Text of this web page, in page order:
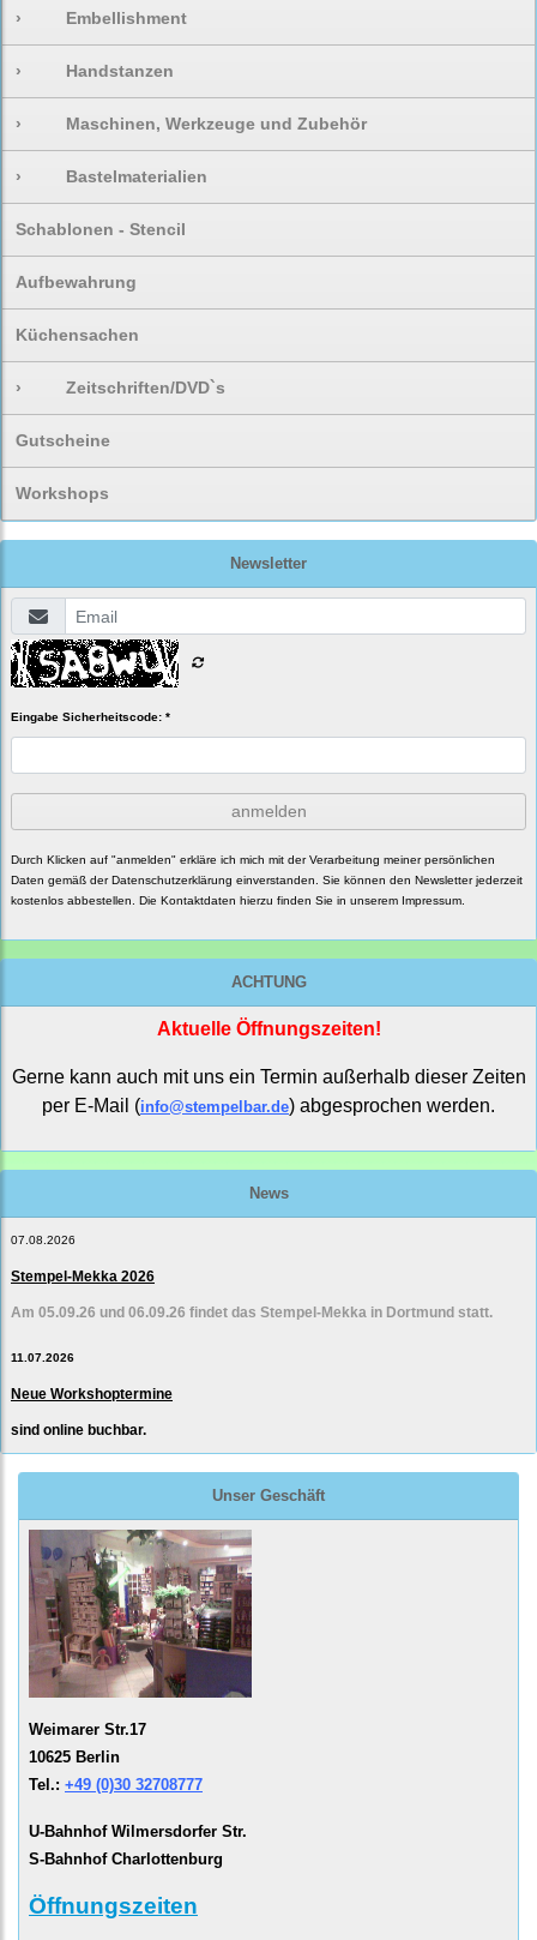
› Embellishment
› Handstanzen
› Maschinen, Werkzeuge und Zubehör
› Bastelmaterialien
Schablonen - Stencil
Aufbewahrung
Küchensachen
› Zeitschriften/DVD`s
Gutscheine
Workshops
Newsletter
Eingabe Sicherheitscode: *
anmelden
Durch Klicken auf "anmelden" erkläre ich mich mit der Verarbeitung meiner persönlichen
Daten gemäß der Datenschutzerklärung einverstanden. Sie können den Newsletter jederzeit
kostenlos abbestellen. Die Kontaktdaten hierzu finden Sie in unserem Impressum.
ACHTUNG
Aktuelle Öffnungszeiten!
Gerne kann auch mit uns ein Termin außerhalb dieser Zeiten
per E-Mail (info@stempelbar.de) abgesprochen werden.
News
07.08.2026
Stempel-Mekka 2026
Am 05.09.26 und 06.09.26 findet das Stempel-Mekka in Dortmund statt.
11.07.2026
Neue Workshoptermine
sind online buchbar.
Unser Geschäft
Weimarer Str.17
10625 Berlin
Tel.: +49 (0)30 32708777
U-Bahnhof Wilmersdorfer Str.
S-Bahnhof Charlottenburg
Öffnungszeiten